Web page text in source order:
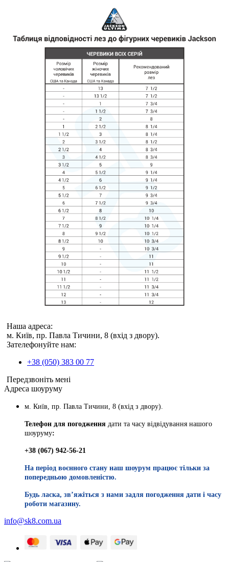
Наша адреса:
м. Київ, пр. Павла Тичини, 8 (вхід з двору).
Зателефонуйте нам:
+38 (050) 383 00 77
Передзвоніть мені
Адреса шоуруму
м. Київ, пр. Павла Тичини, 8 (вхід з двору).
Телефон для погодження дати та часу відвідування нашого
шоуруму:
+38 (067) 942-56-21
На період воєнного стану наш шоурум працює тільки за
попередньою домовленістю.
Будь ласка, звʼяжіться з нами задля погодження дати і часу
роботи магазину.
info@sk8.com.ua